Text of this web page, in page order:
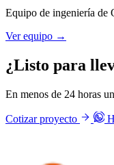
Equipo de ingeniería de
Ver equipo →
¿Listo para
En menos de 24 horas
Cotizar proyecto